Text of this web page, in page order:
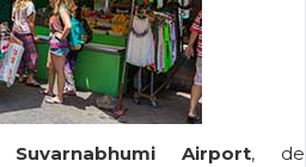
Suvarnabhumi Airport, de